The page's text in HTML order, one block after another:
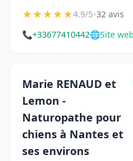
★★★★★4.9/5•32 avis
📞+33677410442🌐Site web
Marie RENAUD et
Lemon -
Naturopathe pour
chiens à Nantes et
ses environs